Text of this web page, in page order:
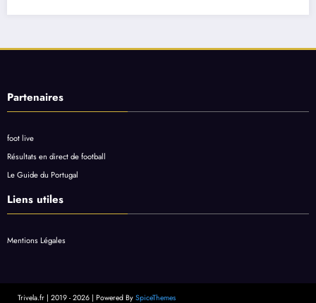
Partenaires
foot live
Résultats en direct de football
Le Guide du Portugal
Liens utiles
Mentions Légales
Trivela.fr | 2019 - 2026 | Powered By SpiceThemes